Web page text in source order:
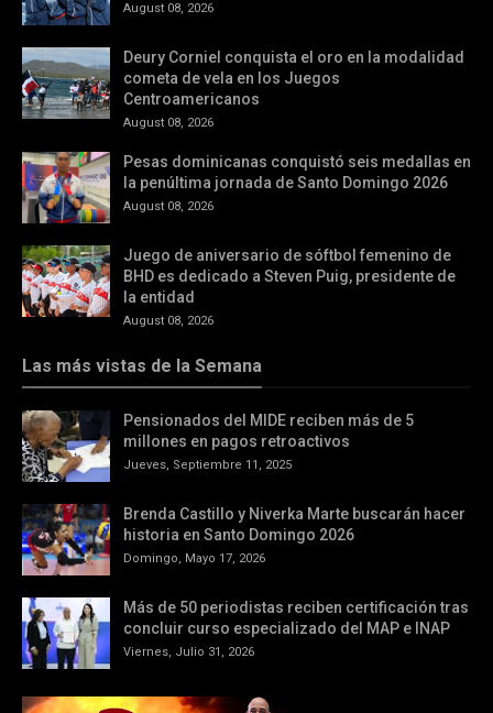
August 08, 2026
Deury Corniel conquista el oro en la modalidad
cometa de vela en los Juegos
Centroamericanos
August 08, 2026
Pesas dominicanas conquistó seis medallas en
la penúltima jornada de Santo Domingo 2026
August 08, 2026
Juego de aniversario de sóftbol femenino de
BHD es dedicado a Steven Puig, presidente de
la entidad
August 08, 2026
Las más vistas de la Semana
Pensionados del MIDE reciben más de 5
millones en pagos retroactivos
Jueves, Septiembre 11, 2025
Brenda Castillo y Niverka Marte buscarán hacer
historia en Santo Domingo 2026
Domingo, Mayo 17, 2026
Más de 50 periodistas reciben certificación tras
concluir curso especializado del MAP e INAP
Viernes, Julio 31, 2026